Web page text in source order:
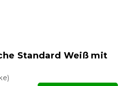
Standard Weiß mit